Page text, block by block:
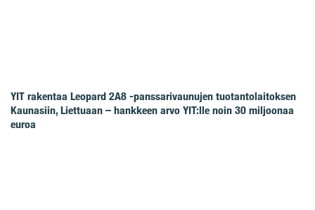
YIT rakentaa Leopard 2A8 -panssarivaunujen tuotantolaitoksen
Kaunasiin, Liettuaan – hankkeen arvo YIT:lle noin 30 miljoonaa
euroa